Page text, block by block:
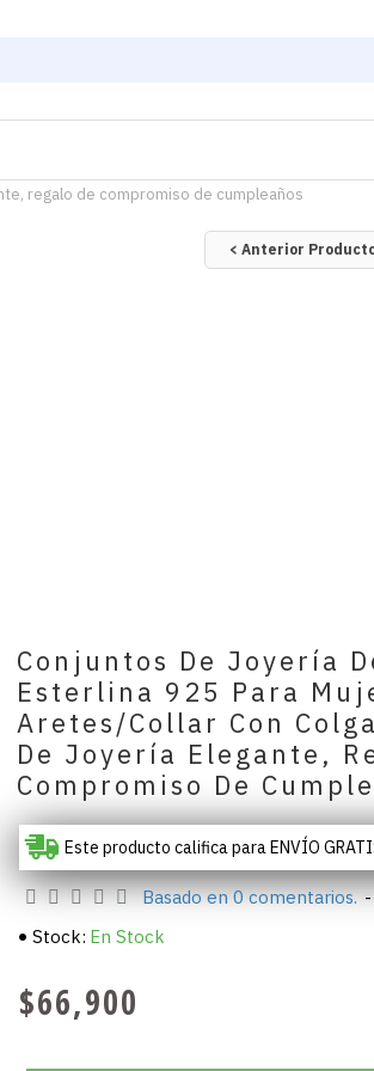
regalo de compromiso de cumpleaños
< Anterior
Conjuntos De Joyería
Esterlina 925 Para
Aretes/collar Con
De Joyería Elegante,
Compromiso De
Este producto califica para ENVÍO
Basado en 0 comentarios. -
$66,900
Stock: En Stock